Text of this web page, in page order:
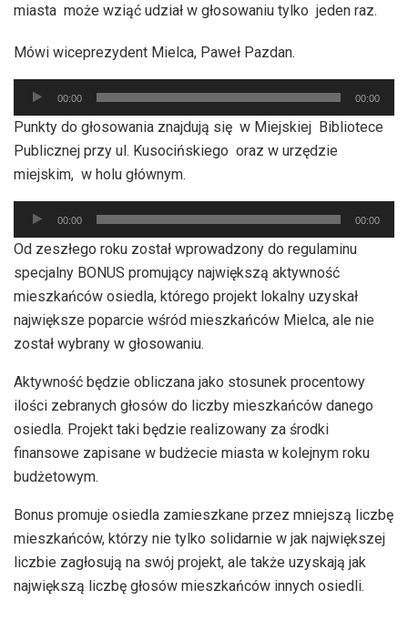
miasta może wziąć udział w głosowaniu tylko jeden raz.
Mówi wiceprezydent Mielca, Paweł Pazdan.
Odtwarzacz
plików
dźwiękowych
00:00 00:00
Punkty do głosowania znajdują się w Miejskiej Bibliotece
Publicznej przy ul. Kusocińskiego oraz w urzędzie
miejskim, w holu głównym.
Odtwarzacz
plików
dźwiękowych
00:00 00:00
Od zeszłego roku został wprowadzony do regulaminu
specjalny BONUS promujący największą aktywność
mieszkańców osiedla, którego projekt lokalny uzyskał
największe poparcie wśród mieszkańców Mielca, ale nie
został wybrany w głosowaniu.
Aktywność będzie obliczana jako stosunek procentowy
ilości zebranych głosów do liczby mieszkańców danego
osiedla. Projekt taki będzie realizowany za środki
finansowe zapisane w budżecie miasta w kolejnym roku
budżetowym.
Bonus promuje osiedla zamieszkane przez mniejszą liczbę
mieszkańców, którzy nie tylko solidarnie w jak największej
liczbie zagłosują na swój projekt, ale także uzyskają jak
największą liczbę głosów mieszkańców innych osiedli.